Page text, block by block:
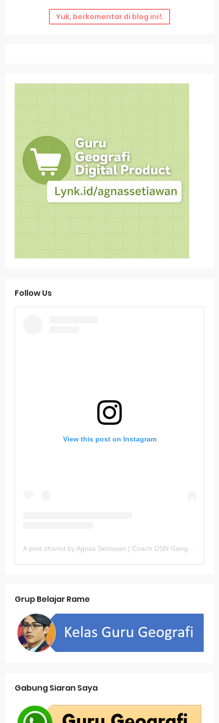
Yuk, berkomentar di blog ini!.
Follow Us
View this post on Instagram
A post shared by Agnas Setiawan | Coach OSN Geografi (@gurugeografi)
Grup Belajar Rame
Gabung Siaran Saya